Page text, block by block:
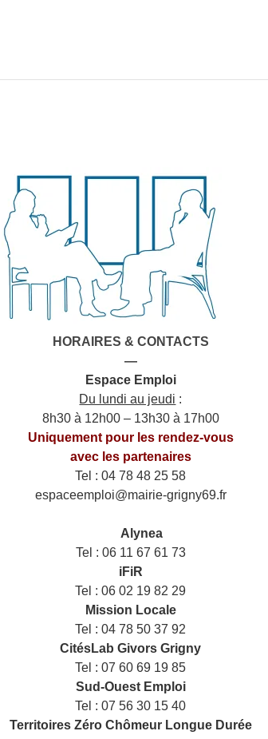
HORAIRES & CONTACTS
—
Espace Emploi
Du lundi au jeudi :
8h30 à 12h00 – 13h30 à 17h00
Uniquement pour les rendez-vous
avec les partenaires
Tel : 04 78 48 25 58
espaceemploi@mairie-grigny69.fr
Alynea
Tel : 06 11 67 61 73
iFiR
Tel : 06 02 19 82 29
Mission Locale
Tel : 04 78 50 37 92
CitésLab Givors Grigny
Tel : 07 60 69 19 85
Sud-Ouest Emploi
Tel : 07 56 30 15 40
Territoires Zéro Chômeur Longue Durée